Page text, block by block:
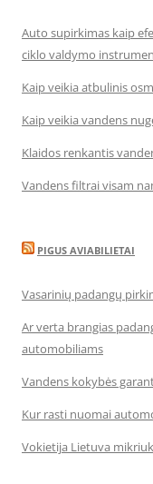
Auto supirkimas kaip
ciklo valdymo
Kaip veikia atbulinis
Kaip veikia vandens
Klaidos renkantis
Vandens filtrai visam
PIGUS AVIABILIETAI
Vasarinių padangų
Ar verta brangias
automobiliams
Vandens kokybės
Kur rasti nuomai
Vokietija Lietuva